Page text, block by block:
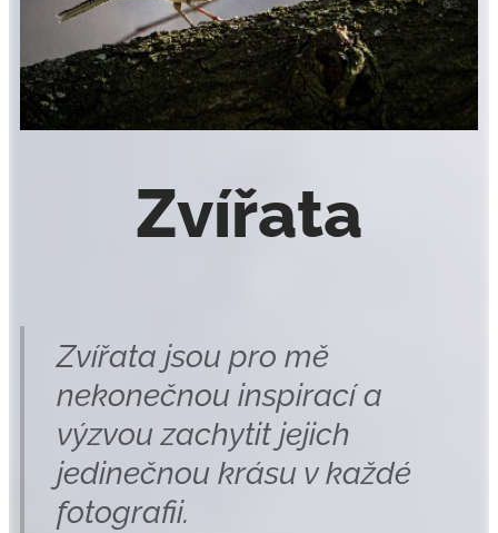
Zvířata
Zvířata jsou pro mě
nekonečnou inspirací a
výzvou zachytit jejich
jedinečnou krásu v každé
fotografii.